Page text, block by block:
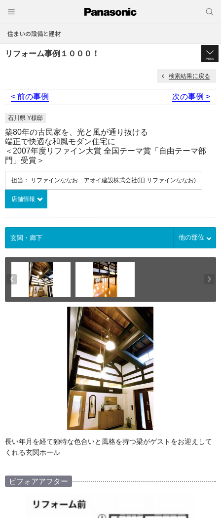
住まいの設備と建材
リフォーム事例１０００！
MENU
検索結果に戻る
< 前の事例 次の事例 >
石川県 Y様邸
築80年の古民家を、光と風が通り抜ける
端正で快適な和風モダン住宅に
＜2007年度リファイン大賞 全国テーマ賞「自由テーマ部
門」受賞＞
担当： リファインななお アオイ建設株式会社(旧:リファインななお)
店舗情報
他の部位
長い年月を経て独特な色合いと風格を持つ梁がゲストをお迎えして
くれる玄関ホール
ビフォアアフター